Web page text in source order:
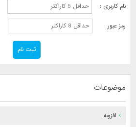
نام کاربری :
رمز عبور :
موضوعات
افزونه